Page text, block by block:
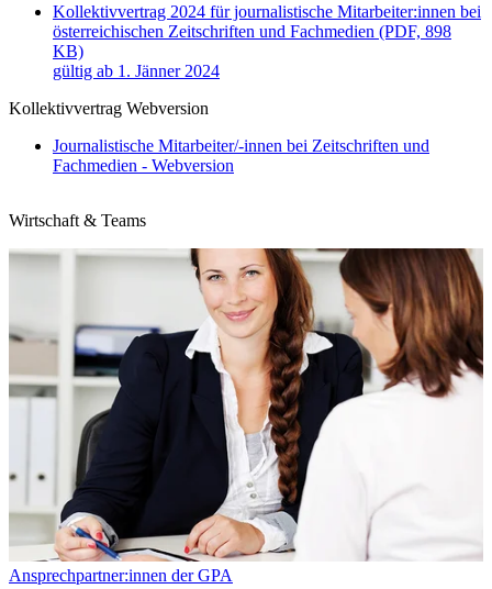
Kollektivvertrag 2024 für journalistische Mitarbeiter:innen bei
österreichischen Zeitschriften und Fachmedien (PDF, 898
KB)
gültig ab 1. Jänner 2024
Kollektivvertrag Webversion
Journalistische Mitarbeiter/-innen bei Zeitschriften und
Fachmedien - Webversion
Wirtschaft & Teams
Ansprechpartner:innen der GPA